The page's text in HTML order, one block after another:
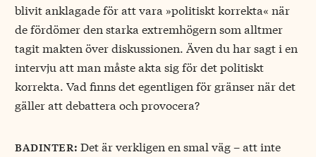
blivit anklagade för att vara »politiskt korrekta« när
de fördömer den starka extremhögern som alltmer
tagit makten över diskussionen. Även du har sagt i en
intervju att man måste akta sig för det politiskt
korrekta. Vad finns det egentligen för gränser när det
gäller att debattera och provocera?
badinter: Det är verkligen en smal väg – att inte